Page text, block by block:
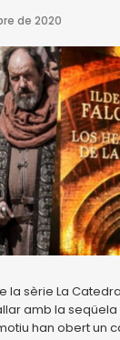
de 2020
la sèrie La
amb la seqüela
han obert un